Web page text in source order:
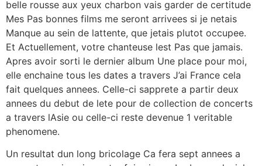
belle rousse aux yeux charbon vais garder de certitude
Mes Pas bonnes films me seront arrivees si je netais
Manque au sein de lattente, que jetais plutot occupee.
Et Actuellement, votre chanteuse lest Pas que jamais.
Apres avoir sorti le dernier album Une place pour moi,
elle enchaine tous les dates a travers J’ai France cela
fait quelques annees. Celle-ci sapprete a partir deux
annees du debut de lete pour de collection de concerts
a travers lAsie ou celle-ci reste devenue 1 veritable
phenomene.
Un resultat dun long bricolage Ca fera sept annees a